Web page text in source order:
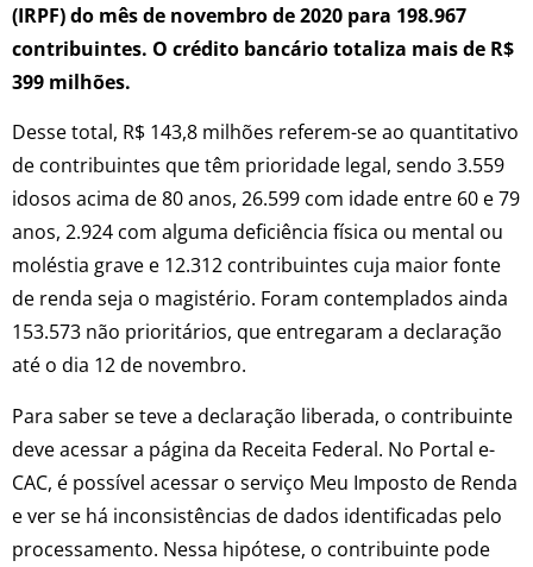
(IRPF) do mês de novembro de 2020 para 198.967
contribuintes. O crédito bancário totaliza mais de R$
399 milhões.
Desse total, R$ 143,8 milhões referem-se ao quantitativo
de contribuintes que têm prioridade legal, sendo 3.559
idosos acima de 80 anos, 26.599 com idade entre 60 e 79
anos, 2.924 com alguma deficiência física ou mental ou
moléstia grave e 12.312 contribuintes cuja maior fonte
de renda seja o magistério. Foram contemplados ainda
153.573 não prioritários, que entregaram a declaração
até o dia 12 de novembro.
Para saber se teve a declaração liberada, o contribuinte
deve acessar a página da Receita Federal. No Portal e-
CAC, é possível acessar o serviço Meu Imposto de Renda
e ver se há inconsistências de dados identificadas pelo
processamento. Nessa hipótese, o contribuinte pode